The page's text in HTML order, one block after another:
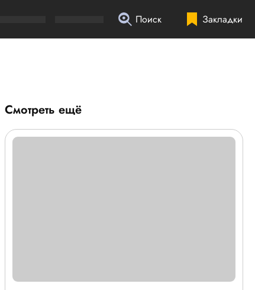
Закладки
Поиск
Смотреть ещё